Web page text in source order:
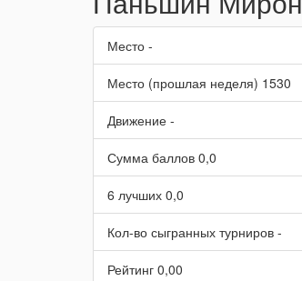
Место -
Место (прошлая неделя) 1530
Движение -
Сумма баллов 0,0
6 лучших 0,0
Кол-во сыгранных турниров -
Рейтинг 0,00